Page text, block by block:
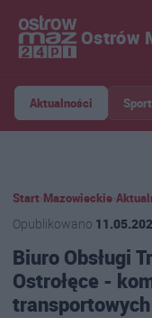
Ostrów
Aktualności Sport
Start Mazowieckie
Opublikowano
Biuro Obsługi
Ostrołęce -